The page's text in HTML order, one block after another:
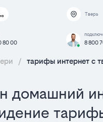
Тверь
80 00 8 800
/ тарифы интернет c
домашний